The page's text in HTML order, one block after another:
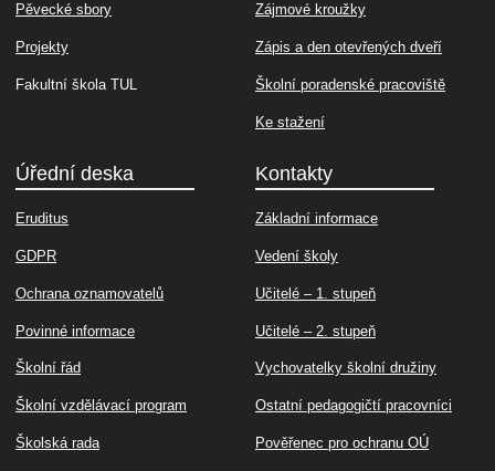
Pěvecké sbory
Projekty
Fakultní škola TUL
Zájmové kroužky
Zápis a den otevřených dveří
Školní poradenské pracoviště
Ke stažení
Úřední deska
Eruditus
GDPR
Ochrana oznamovatelů
Povinné informace
Školní řád
Školní vzdělávací program
Školská rada
Kontakty
Základní informace
Vedení školy
Učitelé – 1. stupeň
Učitelé – 2. stupeň
Vychovatelky školní družiny
Ostatní pedagogičtí pracovníci
Pověřenec pro ochranu OÚ